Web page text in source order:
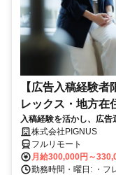
【広告入稿経験
レックス・地方在
入稿経験を活かし、広
ただきます。完全在宅・
想の働き方を追求できま
休・育休も取得しやすい
株式会社PIGNUS
フルリモート
月給300,000円～
勤務時間・曜日: ・フ